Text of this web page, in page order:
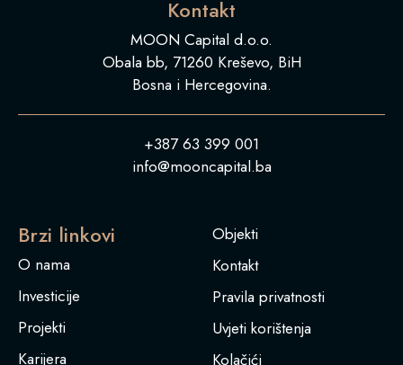
Kontakt
MOON Capital d.o.o.
Obala bb, 71260 Kreševo, BiH
Bosna i Hercegovina.
+387 63 399 001
info@mooncapital.ba
Brzi linkovi
O nama
Investicije
Projekti
Karijera
Objekti
Kontakt
Pravila privatnosti
Uvjeti korištenja
Kolačići